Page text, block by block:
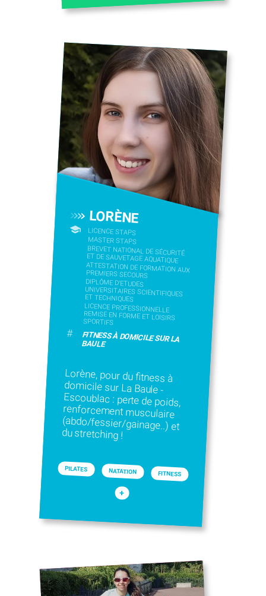
LORÈNE
LICENCE STAPS
MASTER STAPS
BREVET NATIONAL DE SÉCURITÉ
ET DE SAUVETAGE AQUATIQUE
ATTESTATION DE FORMATION AUX
PREMIERS SECOURS
DIPLÔME D'ETUDES
UNIVERSITAIRES SCIENTIFIQUES
ET TECHNIQUES
LICENCE PROFESSIONNELLE
REMISE EN FORME ET LOISIRS
SPORTIFS
# FITNESS À DOMICILE SUR LA
BAULE
Lorène, pour du fitness à
domicile sur La Baule -
Escoublac : perte de poids,
renforcement musculaire
(abdo/fessier/gainage..) et
du stretching !
PILATES NATATION FITNESS
+